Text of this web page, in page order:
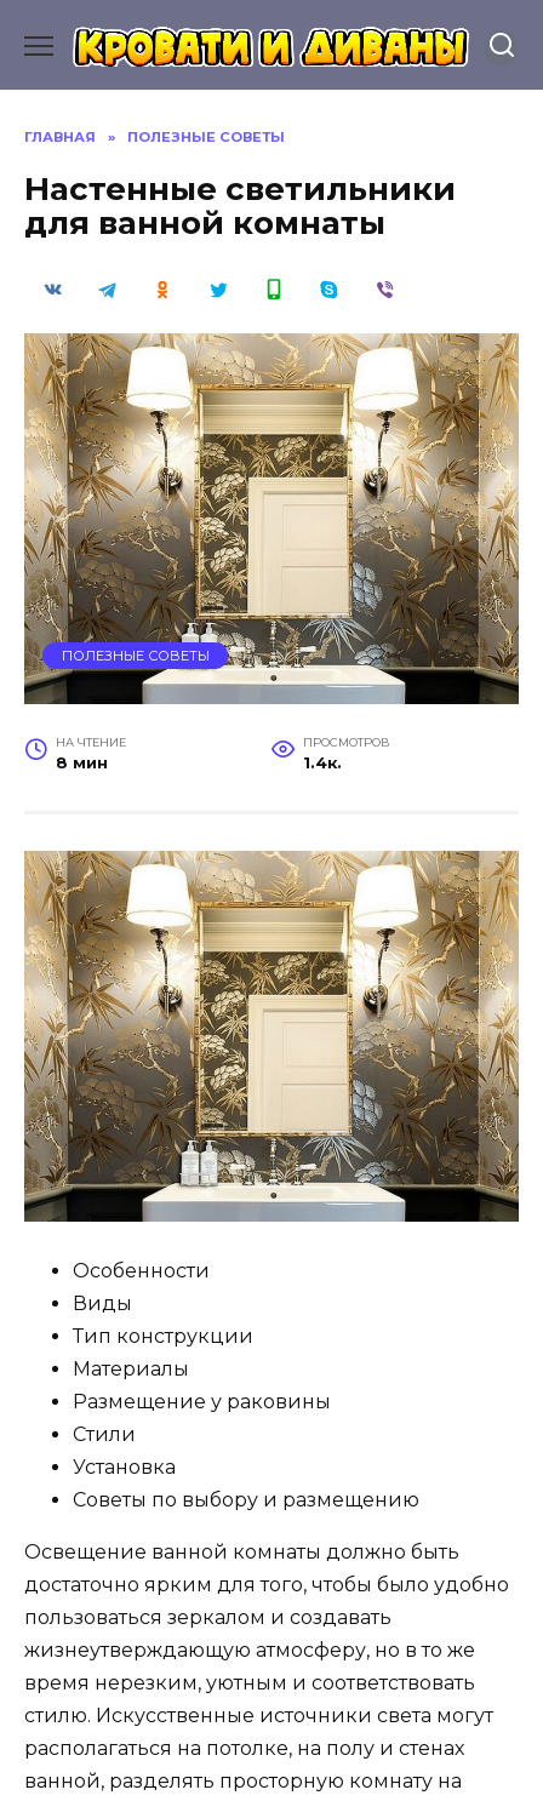
содержанию
ГЛАВНАЯ » ПОЛЕЗНЫЕ СОВЕТЫ
Настенные светильники
для ванной комнаты
ПОЛЕЗНЫЕ СОВЕТЫ
НА ЧТЕНИЕ
8 мин
ПРОСМОТРОВ
1.4к.
Особенности
Виды
Тип конструкции
Материалы
Размещение у раковины
Стили
Установка
Советы по выбору и размещению
Освещение ванной комнаты должно быть
достаточно ярким для того, чтобы было удобно
пользоваться зеркалом и создавать
жизнеутверждающую атмосферу, но в то же
время нерезким, уютным и соответствовать
стилю. Искусственные источники света могут
располагаться на потолке, на полу и стенах
ванной, разделять просторную комнату на